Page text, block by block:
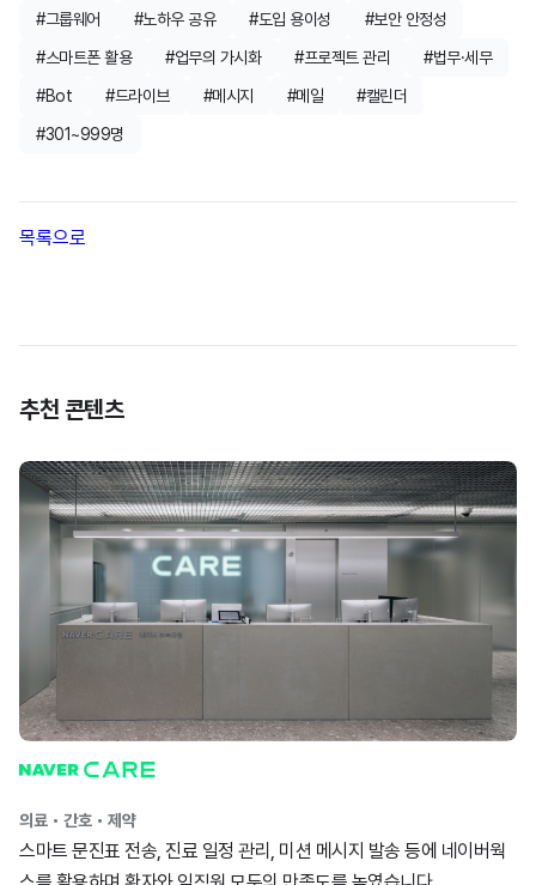
그룹웨어 노하우 공유 도입 용이성
보안 안정성
스마트폰 활용
업무의 가시화 프로젝트 관리
법무·세무
Bot
드라이브 메시지 메일
캘린더
301~999명
목록으로
의료・간호・제약
스마트 문진표 전송, 진료 일정 관리, 미션 메시지 발송 등에 네이버웍